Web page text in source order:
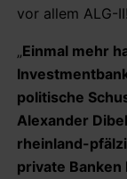
vor allem ALG-
„Einmal mehr
politische
Alexander
rheinland-
private Banken